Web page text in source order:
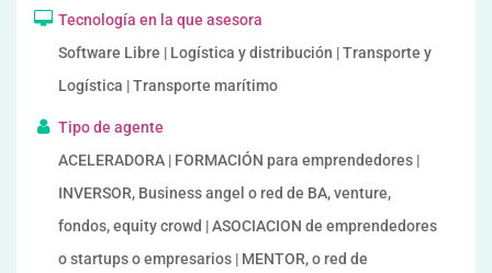
Tecnología en la que asesora
Software Libre | Logística y distribución | Transporte y
Logística | Transporte marítimo
Tipo de agente
ACELERADORA | FORMACIÓN para emprendedores |
INVERSOR, Business angel o red de BA, venture,
fondos, equity crowd | ASOCIACION de emprendedores
o startups o empresarios | MENTOR, o red de